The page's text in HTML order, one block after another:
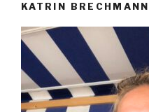
Geburtstag“
KATRIN BRECHMANN